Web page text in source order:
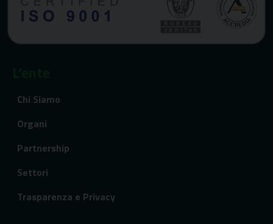
Chi Siamo
Organi
Partnership
Settori
Trasparenza e Privacy